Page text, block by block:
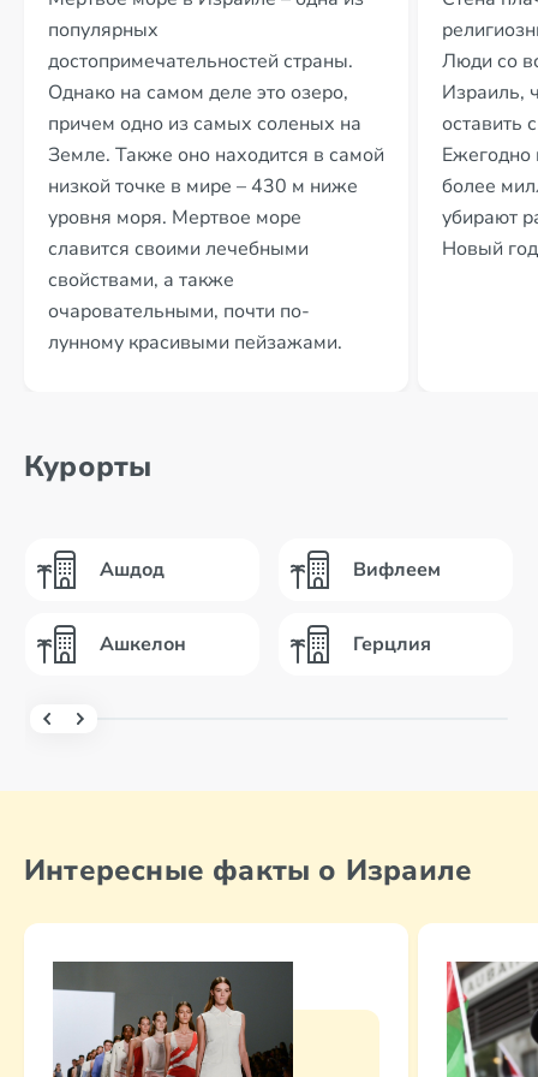
популярных
достопримечательностей страны.
Однако на самом деле это озеро,
причем одно из самых соленых на
Земле. Также оно находится в самой
низкой точке в мире – 430 м ниже
уровня моря. Мертвое море
славится своими лечебными
свойствами, а также
очаровательными, почти по-
лунному красивыми пейзажами.
Люди со
Израиль,
оставить
Ежегодно
более
убирают
Новый
Курорты
Ашдод
Ашкелон
Вифлеем
Герцлия
Интересные факты о Израиле